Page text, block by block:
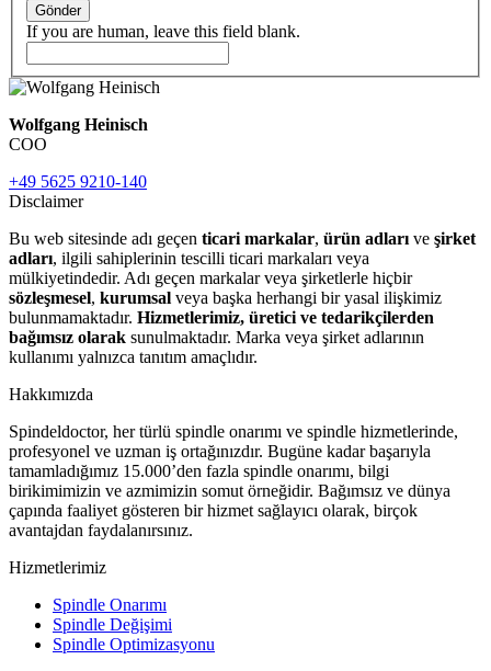
Gönder
If you are human, leave this field blank.
Wolfgang Heinisch
COO
+49 5625 9210-140
Disclaimer
Bu web sitesinde adı geçen ticari markalar, ürün adları ve şirket
adları, ilgili sahiplerinin tescilli ticari markaları veya
mülkiyetindedir. Adı geçen markalar veya şirketlerle hiçbir
sözleşmesel, kurumsal veya başka herhangi bir yasal ilişkimiz
bulunmamaktadır. Hizmetlerimiz, üretici ve tedarikçilerden
bağımsız olarak sunulmaktadır. Marka veya şirket adlarının
kullanımı yalnızca tanıtım amaçlıdır.
Hakkımızda
Spindeldoctor, her türlü spindle onarımı ve spindle hizmetlerinde,
profesyonel ve uzman iş ortağınızdır. Bugüne kadar başarıyla
tamamladığımız 15.000’den fazla spindle onarımı, bilgi
birikimimizin ve azmimizin somut örneğidir. Bağımsız ve dünya
çapında faaliyet gösteren bir hizmet sağlayıcı olarak, birçok
avantajdan faydalanırsınız.
Hizmetlerimiz
Spindle Onarımı
Spindle Değişimi
Spindle Optimizasyonu